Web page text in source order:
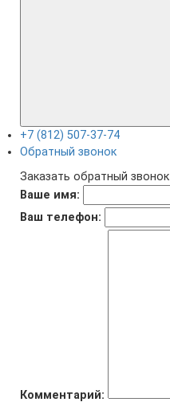
+7 (812) 507-37-74
Обратный звонок
Заказать обратный звонок
Ваше имя:
Ваш телефон:
Комментарий: